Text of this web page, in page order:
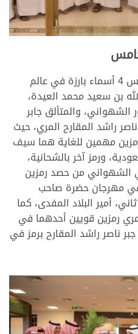
ثم يأتي تالياً في المركز الخامس 4 أسماء بارزة في عالم
بن سعيد محمد العيدة،
الشهواني، والمتألق جابر
راشد المقارح المري، حيث
مهمين للغاية هما سيف
ورمز آخر بالشحانية،
الشهواني من حصد رمزين
مهرجان حضرة صاحب
أمير البلاد المفدى، كما
رمزين قويين أحدهما في
ناصر راشد المقارح برمز في